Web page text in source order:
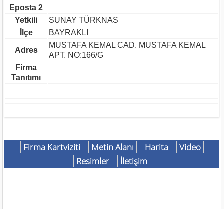
Eposta 2
Yetkili
SUNAY TÜRKNAS
İlçe
BAYRAKLI
Adres
MUSTAFA KEMAL CAD. MUSTAFA KEMAL
APT. NO:166/G
Firma
Tanıtımı
Firma Kartviziti Metin Alanı Harita
Video
Resimler
İletişim